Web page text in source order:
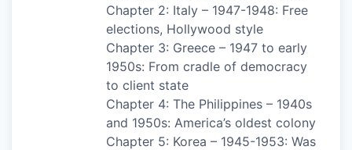
Chapter 2: Italy – 1947-1948: Free
elections, Hollywood style
Chapter 3: Greece – 1947 to early
1950s: From cradle of democracy
to client state
Chapter 4: The Philippines – 1940s
and 1950s: America’s oldest colony
Chapter 5: Korea – 1945-1953: Was